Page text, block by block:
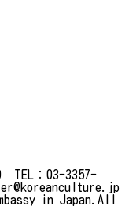
TEL：03-3357-
in Japan.All